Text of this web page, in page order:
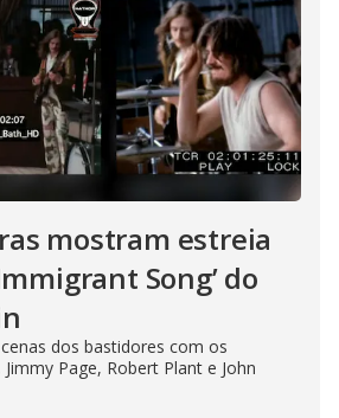
mostram estreia
Song’ do
dos bastidores com os
Page, Robert Plant e John